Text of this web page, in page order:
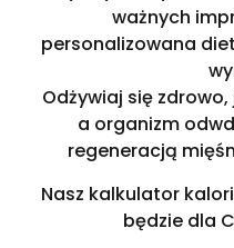
ważnych
personalizowana
Odżywiaj się
a organizm
regeneracją
Nasz kalkulator
będzie dla